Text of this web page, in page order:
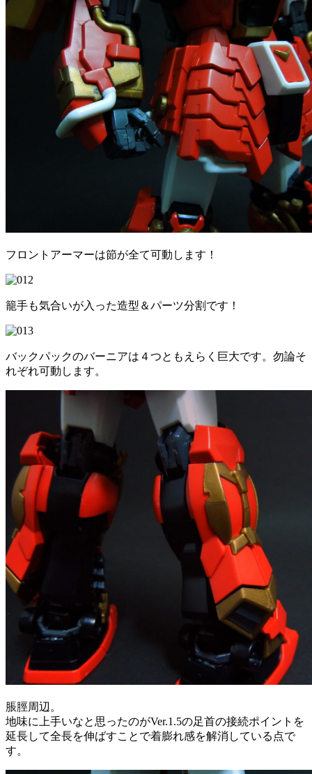
フロントアーマーは節が全て可動します！
籠手も気合いが入った造型＆パーツ分割です！
バックパックのバーニアは４つともえらく巨大です。勿論そ
れぞれ可動します。
脹脛周辺。
地味に上手いなと思ったのがVer.1.5の足首の接続ポイントを
延長して全長を伸ばすことで着膨れ感を解消している点で
す。